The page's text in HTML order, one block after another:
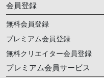
会員登録
無料会員登録
プレミアム会員登録
無料クリエイター会員登録
プレミアム会員サービス